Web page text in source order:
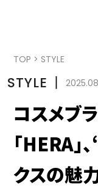
TOP > STYLE
STYLE 丨
コスメブ
「HERA
クスの魅